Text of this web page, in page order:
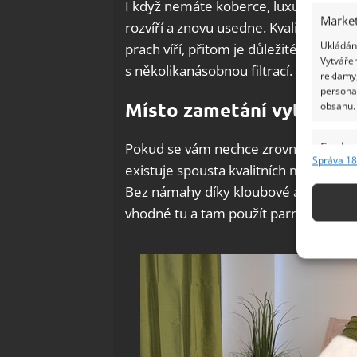
obsahu.
Funkce
Správa
I když nemáte koberce, luxujte.
rozvíří a znovu usedne. Kvalitní lux je
prach víří, přitom je důležité prach
s několikanásobnou filtrací.
Místo zametání vytírejte
Pokud se vám nechce zrovna
existuje spousta kvalitních mopů,
Bez námahy díky kloubové a
vhodné tu a tam použít parní čistič,